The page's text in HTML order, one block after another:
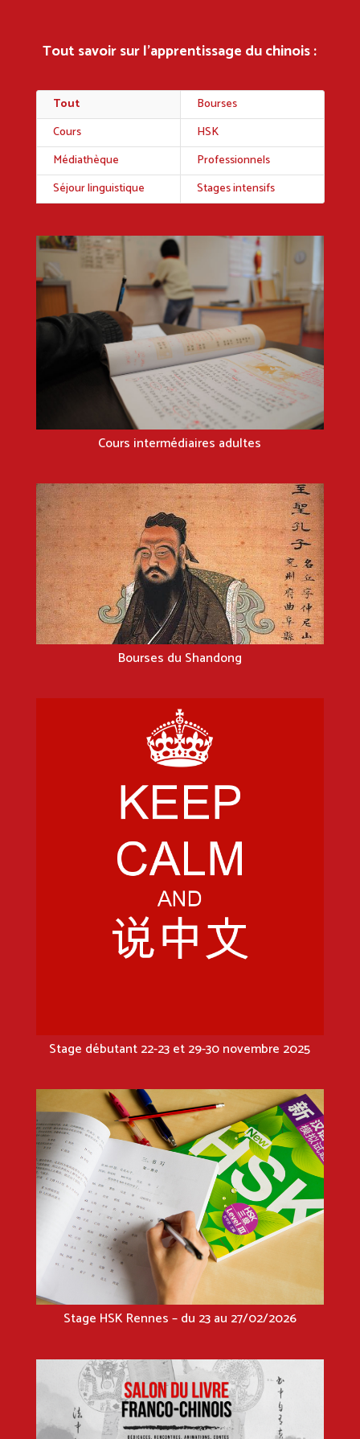
Tout savoir sur l’apprentissage du chinois :
Tout
Bourses
Cours
HSK
Médiathèque
Professionnels
Séjour linguistique
Stages intensifs
Cours intermédiaires adultes
Bourses du Shandong
Stage débutant 22-23 et 29-30 novembre 2025
Stage HSK Rennes – du 23 au 27/02/2026